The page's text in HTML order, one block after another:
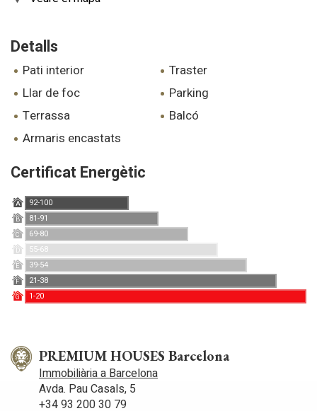
Detalls
pati interior
traster
llar de foc
parking
terrassa
balcó
armaris encastats
Certificat Energètic
A 92-100
B 81-91
C 69-80
D 55-68
E 39-54
F 21-38
G 1-20
PREMIUM HOUSES Barcelona
Immobiliària a Barcelona
Avda. Pau Casals, 5
+34 93 200 30 79